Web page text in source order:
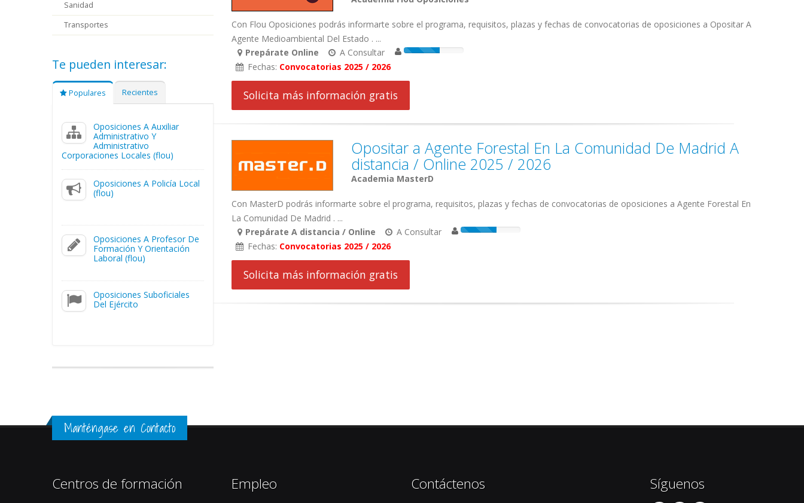
Con Flou Oposiciones podrás informarte sobre el programa, requisitos, plazas y fechas de convocatorias de oposiciones a Opositar A
Agente Medioambiental Del Estado . ...
Prepárate Online
A Consultar
Fechas: Convocatorias 2025 / 2026
Solicita más información gratis
Opositar a Agente Forestal En La Comunidad De Madrid A
distancia / Online 2025 / 2026
Academia MasterD
Con MasterD podrás informarte sobre el programa, requisitos, plazas y fechas de convocatorias de oposiciones a Agente Forestal En
La Comunidad De Madrid . ...
Prepárate A distancia / Online
A Consultar
Fechas: Convocatorias 2025 / 2026
Solicita más información gratis
Sanidad
Transportes
Te pueden interesar:
Populares Recientes
Oposiciones A Auxiliar
Administrativo Y
Administrativo
Corporaciones Locales (flou)
Oposiciones A Policía Local
(flou)
Oposiciones A Profesor De
Formación Y Orientación
Laboral (flou)
Oposiciones Suboficiales
Del Ejército
Manténgase en Contacto
Centros de formación Empleo Contáctenos Síguenos